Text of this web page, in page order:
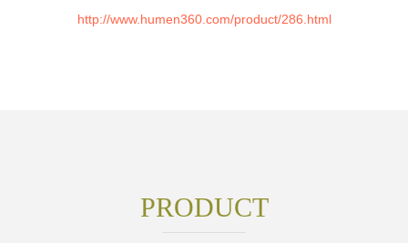
http://www.humen360.com/product/286.html
PRODUCT